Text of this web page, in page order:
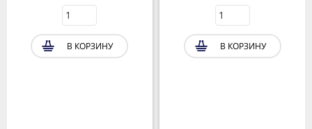
В КОРЗИНУ В КОРЗИНУ